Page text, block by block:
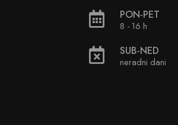
PON-PET
8 - 16 h
SUB-NED
neradni dani